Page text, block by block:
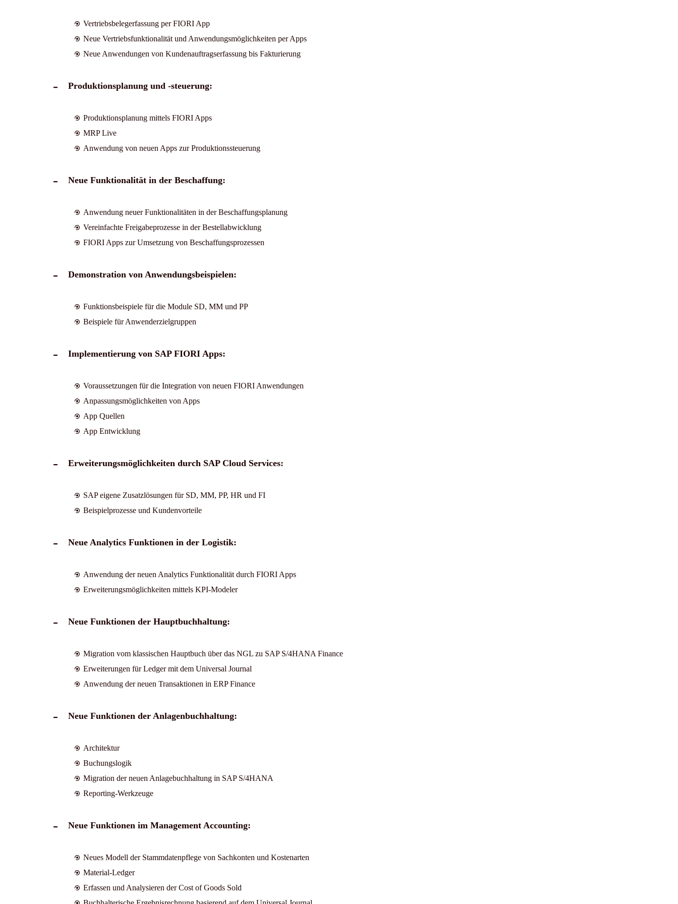
Vertriebsbelegerfassung per FIORI App
Neue Vertriebsfunktionalität und Anwendungsmöglichkeiten per Apps
Neue Anwendungen von Kundenauftragserfassung bis Fakturierung
Produktionsplanung und -steuerung:
Produktionsplanung mittels FIORI Apps
MRP Live
Anwendung von neuen Apps zur Produktionssteuerung
Neue Funktionalität in der Beschaffung:
Anwendung neuer Funktionalitäten in der Beschaffungsplanung
Vereinfachte Freigabeprozesse in der Bestellabwicklung
FIORI Apps zur Umsetzung von Beschaffungsprozessen
Demonstration von Anwendungsbeispielen:
Funktionsbeispiele für die Module SD, MM und PP
Beispiele für Anwenderzielgruppen
Implementierung von SAP FIORI Apps:
Voraussetzungen für die Integration von neuen FIORI Anwendungen
Anpassungsmöglichkeiten von Apps
App Quellen
App Entwicklung
Erweiterungsmöglichkeiten durch SAP Cloud Services:
SAP eigene Zusatzlösungen für SD, MM, PP, HR und FI
Beispielprozesse und Kundenvorteile
Neue Analytics Funktionen in der Logistik:
Anwendung der neuen Analytics Funktionalität durch FIORI Apps
Erweiterungsmöglichkeiten mittels KPI-Modeler
Neue Funktionen der Hauptbuchhaltung:
Migration vom klassischen Hauptbuch über das NGL zu SAP S/4HANA Finance
Erweiterungen für Ledger mit dem Universal Journal
Anwendung der neuen Transaktionen in ERP Finance
Neue Funktionen der Anlagenbuchhaltung:
Architektur
Buchungslogik
Migration der neuen Anlagebuchhaltung in SAP S/4HANA
Reporting-Werkzeuge
Neue Funktionen im Management Accounting:
Neues Modell der Stammdatenpflege von Sachkonten und Kostenarten
Material-Ledger
Erfassen und Analysieren der Cost of Goods Sold